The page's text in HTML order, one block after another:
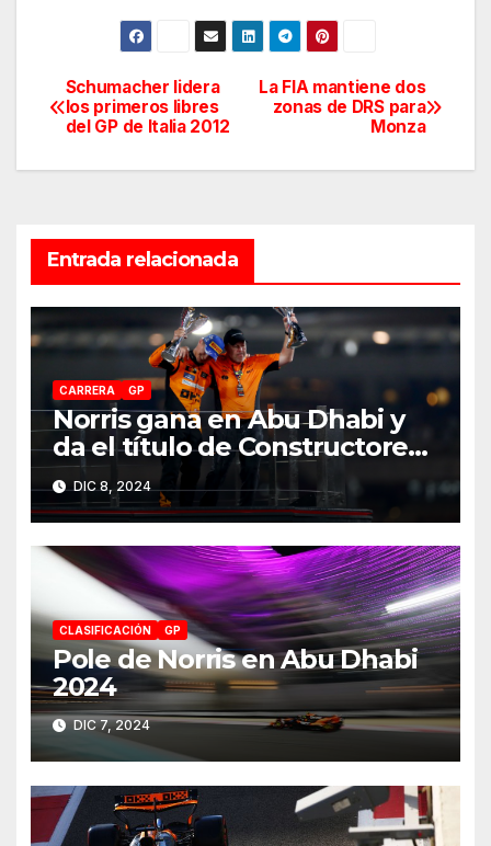
Navegación
de
La FIA mantiene dos
zonas de DRS para
Monza
Schumacher lidera
los primeros libres
del GP de Italia 2012
Entrada relacionada
CARRERA GP
Norris gana en Abu Dhabi y
da el título de Constructores
2024 a McLaren
DIC 8, 2024
CLASIFICACIÓN GP
Pole de Norris en Abu Dhabi
2024
DIC 7, 2024